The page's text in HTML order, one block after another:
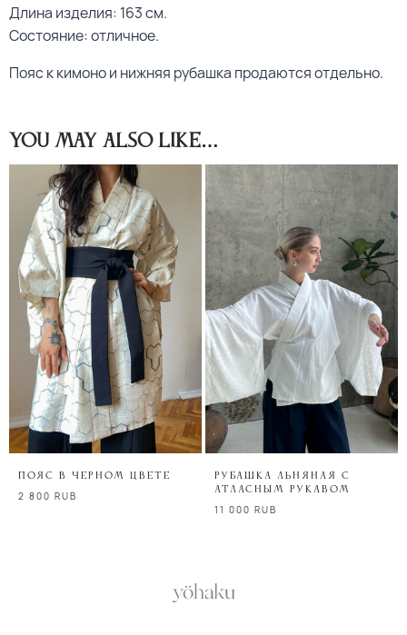
Длина изделия: 163 см.
Состояние: отличное.
Пояс к кимоно и нижняя рубашка продаются отдельно.
You may also like…
Пояс в черном цвете
2 800 RUB
Рубашка льняная с
атласным рукавом
11 000 RUB